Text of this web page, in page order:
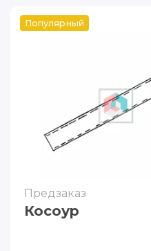
Популярный
Предзаказ
Косоур